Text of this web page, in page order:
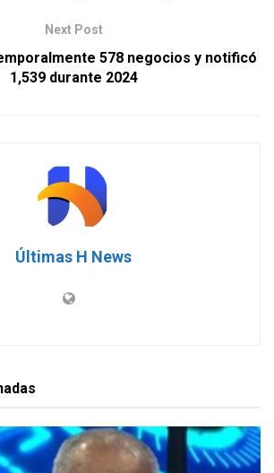
Next Post
578 negocios y notificó
1,539 durante 2024
Últimas H News